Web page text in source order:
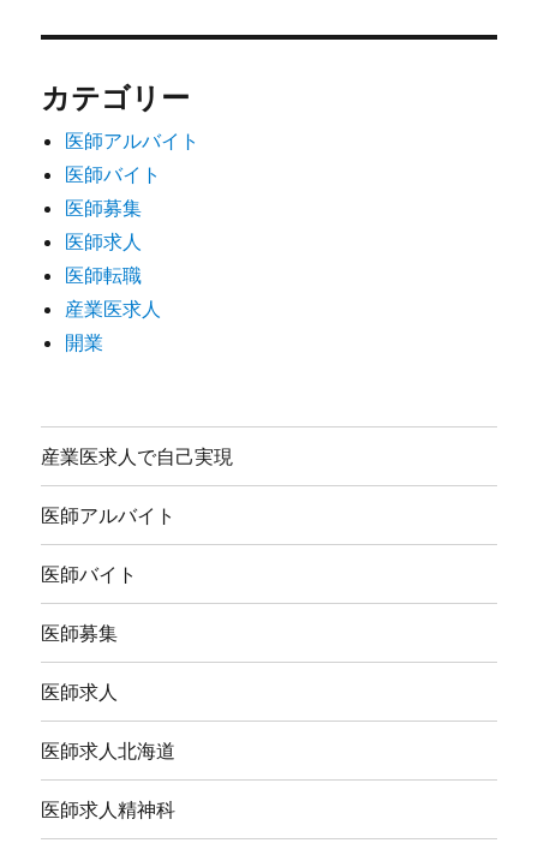
カテゴリー
医師アルバイト
医師バイト
医師募集
医師求人
医師転職
産業医求人
開業
産業医求人で自己実現
医師アルバイト
医師バイト
医師募集
医師求人
医師求人北海道
医師求人精神科